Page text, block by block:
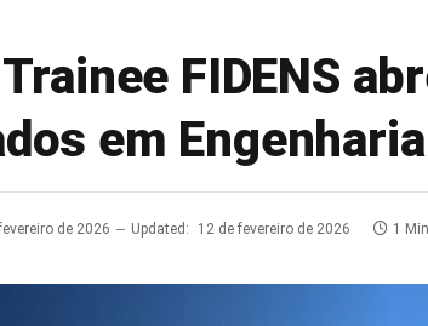
FIDENS
em Engenharia
de 2026 Updated: 12 de fevereiro de 2026 1